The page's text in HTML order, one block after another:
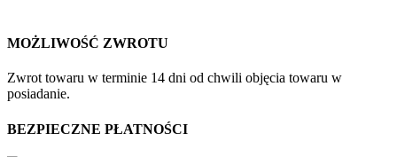
MOŻLIWOŚĆ ZWROTU
Zwrot towaru w terminie 14 dni od chwili objęcia towaru w
posiadanie.
BEZPIECZNE PŁATNOŚCI